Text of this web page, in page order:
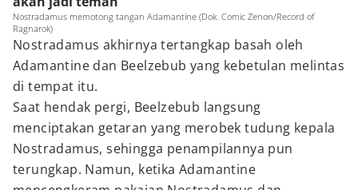
Nostradamus memotong tangan Adamantine (Dok. Comic Zenon/Record of
Ragnarok)
Nostradamus akhirnya tertangkap basah oleh
Adamantine dan Beelzebub yang kebetulan melintas
di tempat itu.
Saat hendak pergi, Beelzebub langsung
menciptakan getaran yang merobek tudung kepala
Nostradamus, sehingga penampilannya pun
terungkap. Namun, ketika Adamantine